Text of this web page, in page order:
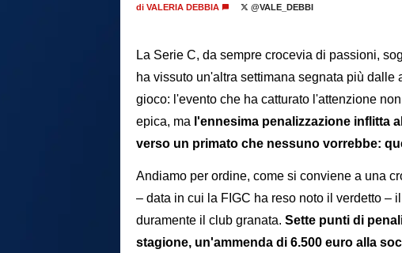
di VALERIA DEBBIA @VALE_DEBBI
La Serie C, da sempre crocevia di passioni,
ha vissuto un'altra settimana segnata più
gioco: l'evento che ha catturato l'attenzione
epica, ma l'ennesima penalizzazione inflitta
verso un primato che nessuno vorrebbe:
Andiamo per ordine, come si conviene a una
– data in cui la FIGC ha reso noto il verdetto –
duramente il club granata. Sette punti di
stagione, un'ammenda di 6.500 euro alla